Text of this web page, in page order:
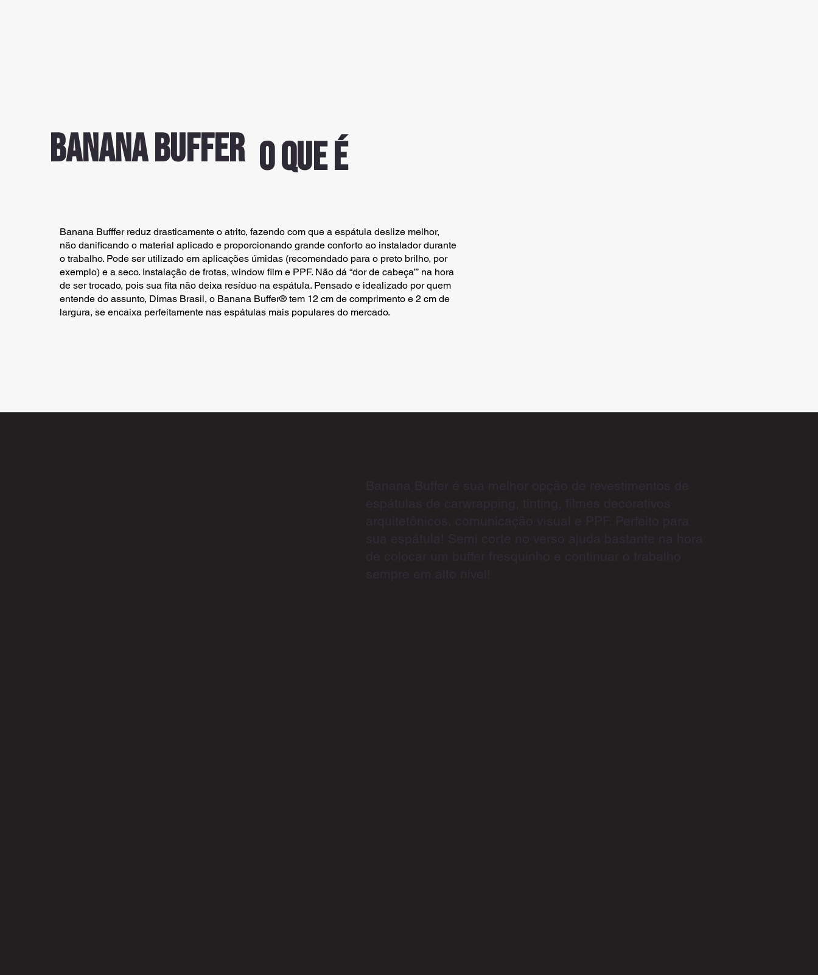
BANANA BUFFER o que é
Banana Bufffer reduz drasticamente o atrito, fazendo com que a espátula deslize melhor,
não danificando o material aplicado e proporcionando grande conforto ao instalador durante
o trabalho. Pode ser utilizado em aplicações úmidas (recomendado para o preto brilho, por
exemplo) e a seco. Instalação de frotas, window film e PPF. Não dá “dor de cabeça”’ na hora
de ser trocado, pois sua fita não deixa resíduo na espátula. Pensado e idealizado por quem
entende do assunto, Dimas Brasil, o Banana Buffer® tem 12 cm de comprimento e 2 cm de
largura, se encaixa perfeitamente nas espátulas mais populares do mercado.